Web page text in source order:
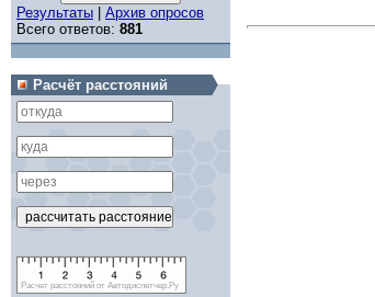
Результаты
Архив опросов
Всего ответов: 881
Расчёт расстояний
Расчет расстояний от Автодиспетчер.Ру